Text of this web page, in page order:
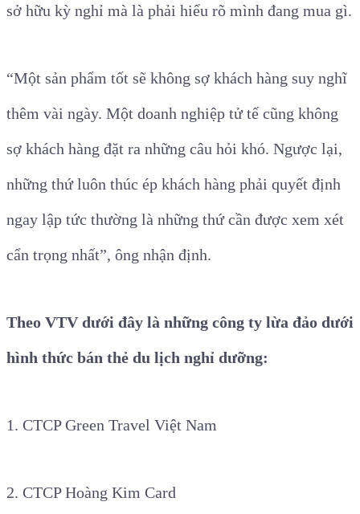
sở hữu kỳ nghỉ mà là phải hiểu rõ mình đang mua gì.
“Một sản phẩm tốt sẽ không sợ khách hàng suy nghĩ
thêm vài ngày. Một doanh nghiệp tử tế cũng không
sợ khách hàng đặt ra những câu hỏi khó. Ngược lại,
những thứ luôn thúc ép khách hàng phải quyết định
ngay lập tức thường là những thứ cần được xem xét
cẩn trọng nhất”, ông nhận định.
Theo VTV dưới đây là những công ty lừa đảo dưới
hình thức bán thẻ du lịch nghỉ dưỡng:
1. CTCP Green Travel Việt Nam
2. CTCP Hoàng Kim Card